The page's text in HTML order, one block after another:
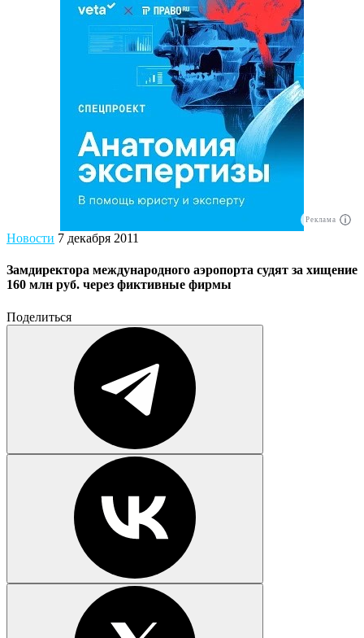
Реклама
Новости 7 декабря 2011
Замдиректора международного аэропорта судят за хищение
160 млн руб. через фиктивные фирмы
Поделиться